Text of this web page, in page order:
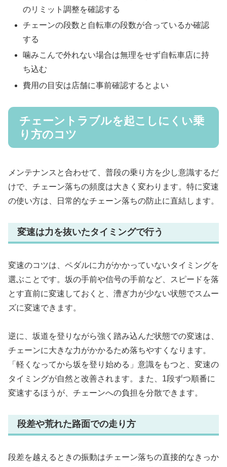
のリミット調整を確認する
チェーンの段数と自転車の段数が合っているか確認
する
噛みこんで外れない場合は無理をせず自転車店に持
ち込む
費用の目安は店舗に事前確認するとよい
チェーントラブルを起こしにくい乗
り方のコツ
メンテナンスと合わせて、普段の乗り方を少し意識するだ
けで、チェーン落ちの頻度は大きく変わります。特に変速
の使い方は、日常的なチェーン落ちの防止に直結します。
変速は力を抜いたタイミングで行う
変速のコツは、ペダルに力がかかっていないタイミングを
選ぶことです。坂の手前や信号の手前など、スピードを落
とす直前に変速しておくと、漕ぎ力が少ない状態でスムー
ズに変速できます。
逆に、坂道を登りながら強く踏み込んだ状態での変速は、
チェーンに大きな力がかかるため落ちやすくなります。
「軽くなってから坂を登り始める」意識をもつと、変速の
タイミングが自然と改善されます。また、1段ずつ順番に
変速するほうが、チェーンへの負担を分散できます。
段差や荒れた路面での走り方
段差を越えるときの振動はチェーン落ちの直接的なきっか